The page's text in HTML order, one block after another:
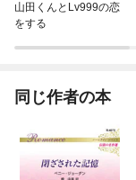
山田くんとLv999の恋
をする
同じ作者の本